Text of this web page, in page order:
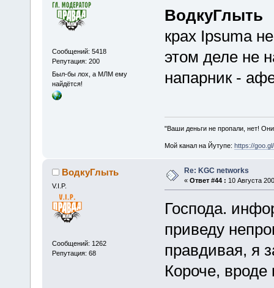
Сообщений: 5418
Репутация: 200
Был-бы лох, а МЛМ ему
найдётся!
ВодкуГлыть
крах Ipsuma
этом деле не
напарник -
"Ваши деньги не пропали, нет!
Мой канал на Йутупе: https://
ВодкуГлыть
V.I.P.
Сообщений: 1262
Репутация: 68
Re: KGC networks
« Ответ #44 : 10 Августа
Господа.
приведу
правдивая, я
Короче, вроде